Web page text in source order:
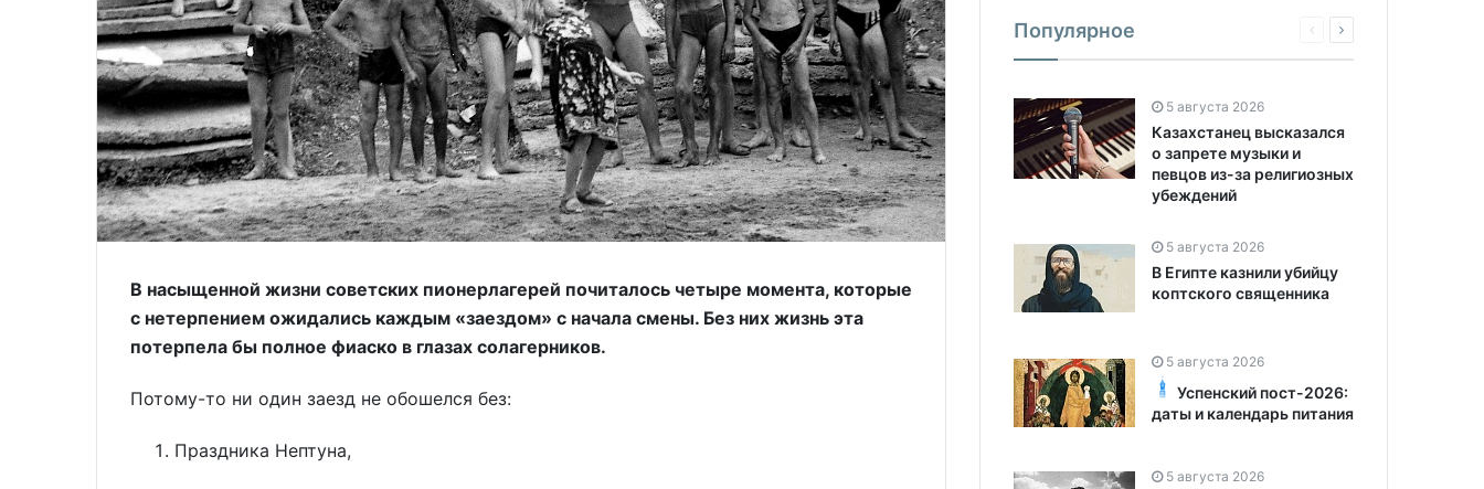
В насыщенной жизни советских пионерлагерей почиталось четыре момента, которые
с нетерпением ожидались каждым «заездом» с начала смены. Без них жизнь эта
потерпела бы полное фиаско в глазах солагерников.
Потому-то ни один заезд не обошелся без:
Праздника Нептуна,
Популярное
5 августа 2026
Казахстанец высказался
о запрете музыки и
певцов из-за религиозных
убеждений
5 августа 2026
В Египте казнили убийцу
коптского священника
5 августа 2026
Успенский пост-2026:
даты и календарь питания
5 августа 2026